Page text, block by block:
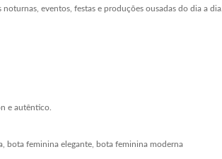
eventos, festas e produções ousadas do dia a dia.
e autêntico.
bota feminina elegante, bota feminina moderna